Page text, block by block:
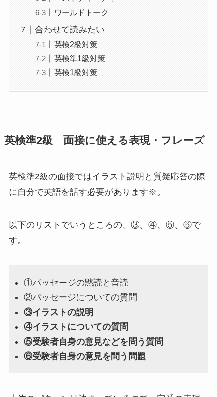
ワールドトーク
合わせて読みたい
英検2級対策
英検準1級対策
英検1級対策
英検準2級 面接に使える表現・フレーズ
英検準2級の面接ではイラスト説明と質疑応答の際
に自分で英語を話す必要があります※。
以下のリストでいうところの、③、④、⑤、⑥で
す。
①パッセージの黙読と音読
②パッセージについての質問
③イラストの説明
④イラストについての質問
⑤受験者自身の意見などを問う質問
⑥受験者自身の意見を問う問題